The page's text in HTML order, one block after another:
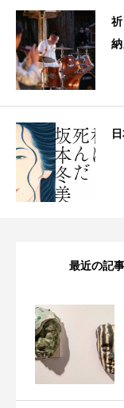
最近の記事